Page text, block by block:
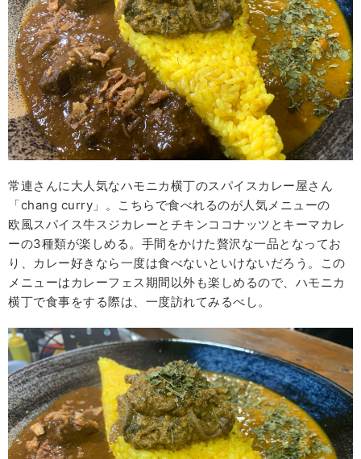
常連さんに大人気なハモニカ横丁のスパイスカレー屋さん
「chang curry」。こちらで食べれるのが人気メニューの
欧風スパイス牛スジカレーとチキンココナッツとキーマカレ
ーの3種類が楽しめる。手間をかけた贅沢な一品となってお
り、カレー好きなら一度は食べないといけないだろう。この
メニューはカレーフェス期間以外も楽しめるので、ハモニカ
横丁で食事をする際は、一度訪れてみるべし。